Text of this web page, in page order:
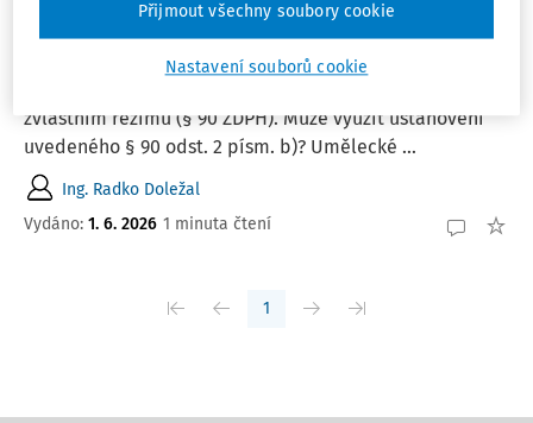
Obchodník s uměleckými díly chce prodat zákazníkovi
umělecké dílo, které koupil od českého autora – osoby
zvláštním režimu (§ 90 ZDPH). Může využít ustanovení
uvedeného § 90 odst. 2 písm. b)? Umělecké ...
Ing. Radko Doležal
Vydáno: 1. 6. 2026 1 minuta čtení
1
Nastavení souborů cookie
Přijmout všechny soubory cookie